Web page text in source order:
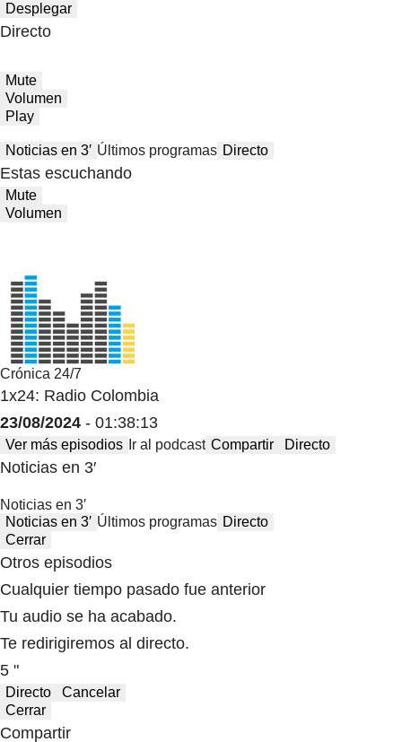
Desplegar
Directo
Mute
Volumen
Play
Noticias en 3′ Últimos programas Directo
Estas escuchando
Mute
Volumen
Crónica 24/7
1x24: Radio Colombia
23/08/2024 - 01:38:13
Ver más episodios Ir al podcast Compartir Directo
Noticias en 3′
Noticias en 3′
Noticias en 3′ Últimos programas Directo
Cerrar
Otros episodios
Cualquier tiempo pasado fue anterior
Tu audio se ha acabado.
Te redirigiremos al directo.
5 "
Directo
Cancelar
Cerrar
Compartir